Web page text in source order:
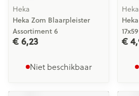
Heka
Heka Zom Blaarpleister
Assortiment 6
€ 6,23
Niet beschikbaar
Heka
€